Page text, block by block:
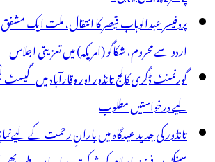
پروفیسر عبدالوہاب قیصر کا انتقال، ملت ایک مشفق
اردو سے محروم، شکاگو (امریکہ) میں تعزیتی اجلاس
گورنمنٹ ڈگری کالج تانڈور اور وقارآباد میں
لیے درخواستیں مطلوب
تانڈور کی جدید عیدگاہ میں بارانِ رحمت کے